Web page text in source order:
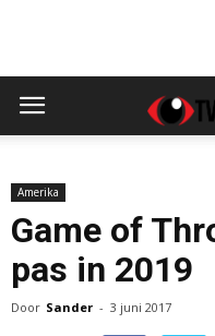
Amerika
Game of
pas in 2019
Door Sander - 3 juni 2017